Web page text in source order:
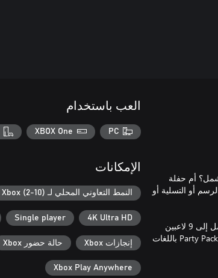
أم حفلة
أو التسلية أو
العب بهاتفك أو جهازك اللوحي، حيث لا يلزم وجود ذراع تحكم خاصة. تدعم الألعاب ما يصل إلى 9 لاعبين
و10000 متفرج. هل أنت مستعد لتوسيع الأمور عالميًا؟ يمكن لعب جميع ألعاب حزمة Party Pack 10 باللغات
العب باستخدام
PC
XBOX One
الإمكانات
النمط التعاوني المحلي لـ Xbox (2-10)
4K Ultra HD
Single player
إنجازات Xbox حالة حضور Xbox
Xbox Play Anywhere